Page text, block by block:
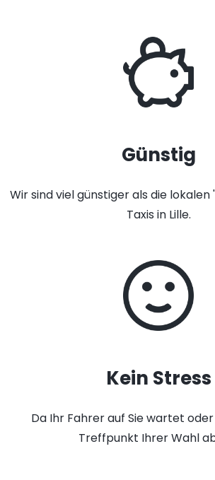
Günstig
Wir sind viel günstiger als die
Taxis in Lille.
Kein Stress
Da Ihr Fahrer auf Sie wartet
Treffpunkt Ihrer Wahl